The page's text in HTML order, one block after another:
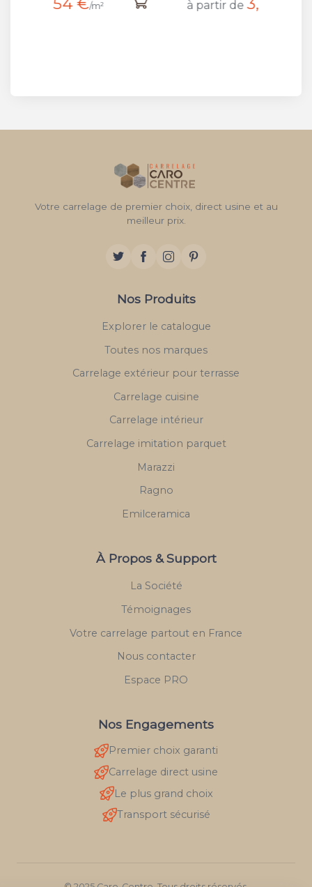
à partir de /m²
Votre carrelage de premier choix, direct usine et au
meilleur prix.
Nos Produits
Explorer le catalogue
Toutes nos marques
Carrelage extérieur pour terrasse
Carrelage cuisine
Carrelage intérieur
Carrelage imitation parquet
Marazzi
Ragno
Emilceramica
À Propos & Support
La Société
Témoignages
Votre carrelage partout en France
Nous contacter
Espace PRO
Nos Engagements
Premier choix garanti
Carrelage direct usine
Le plus grand choix
Transport sécurisé